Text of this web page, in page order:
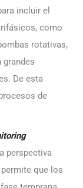
incluir el
como
rotativas,
grandes
De esta
de
perspectiva
que los